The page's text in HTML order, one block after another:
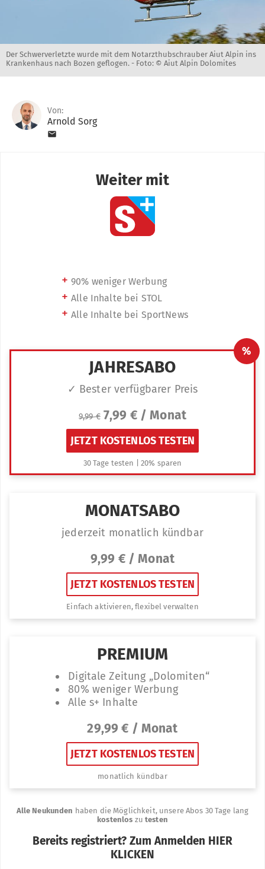
Der Schwerverletzte wurde mit dem Notarzthubschrauber Aiut Alpin ins
Krankenhaus nach Bozen geflogen. - Foto: © Aiut Alpin Dolomites
Von:
Arnold Sorg